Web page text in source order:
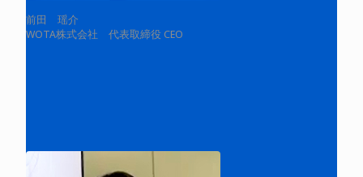
前田 瑶介
WOTA株式会社 代表取締役 CEO